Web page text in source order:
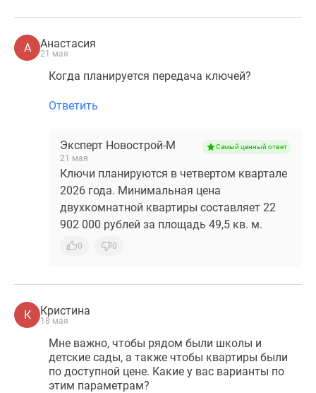
А Анастасия
21 мая
Когда планируется передача ключей?
Ответить
Эксперт Новострой-М
21 мая
Самый ценный ответ
Ключи планируются в четвертом квартале
2026 года. Минимальная цена
двухкомнатной квартиры составляет 22
902 000 рублей за площадь 49,5 кв. м.
0 0
К Кристина
18 мая
Мне важно, чтобы рядом были школы и
детские сады, а также чтобы квартиры были
по доступной цене. Какие у вас варианты по
этим параметрам?